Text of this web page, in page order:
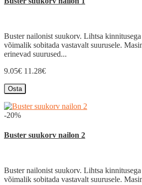
Buster nailonist suukorv. Lihtsa
võimalik sobitada vastavalt suurusele.
erinevad suurused...
9.05€ 11.28€
Osta
-20%
Buster suukorv nailon 2
Buster nailonist suukorv. Lihtsa
võimalik sobitada vastavalt suurusele.